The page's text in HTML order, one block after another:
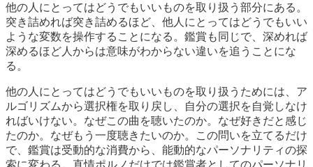
他の人にとってはどうでもいいものを取り扱う部分にある。
突き詰めれば突き詰めるほど、他人にとってはどうでもいい
ような変数を操作することになる。鑑賞も同じで、深めれば
深めるほど人からは意味がわからない違いを追うことにな
る。
他の人にとってはどうでもいいものを取り扱うためには、ア
ルゴリズムから選択権を取り戻し、自分の選択を自覚しなけ
ればいけない。なぜこの曲を聴いたのか。なぜ好きだと感じ
たのか。なぜもう一度聴きたいのか。この問いを立てるだけ
で、鑑賞は受動的な消費から、能動的なパーソナリティの探